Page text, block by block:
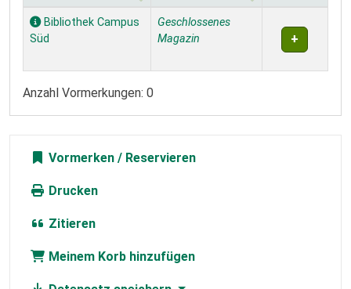
Exemplare
Bibliothek Campus
Süd
Geschlossenes
Magazin
Anzahl Vormerkungen: 0
Vormerken
Drucken
Zitieren
Meinem Korb hinzufügen